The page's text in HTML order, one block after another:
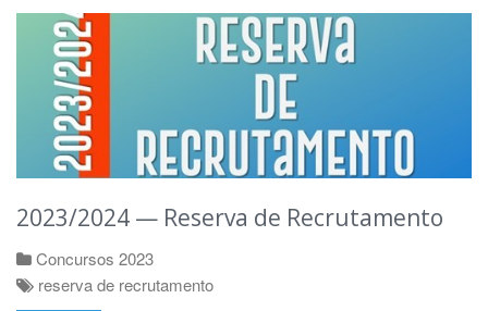
2023/2024 — Reserva de Recrutamento
Concursos 2023
reserva de recrutamento